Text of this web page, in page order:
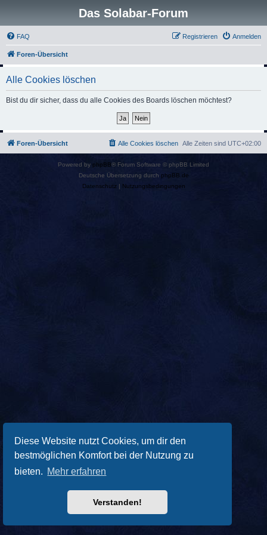
Diese Website nutzt Cookies, um dir den
bestmöglichen Komfort bei der Nutzung zu
bieten. Mehr erfahren
Verstanden!
Das Solabar-Forum
FAQ Anmelden
Registrieren
Foren-Übersicht
Alle Cookies löschen
Bist du dir sicher, dass du alle Cookies des Boards löschen möchtest?
Foren-Übersicht Alle Zeiten sind UTC+02:00
Alle Cookies löschen
Powered by phpBB® Forum Software © phpBB Limited
Deutsche Übersetzung durch phpBB.de
Datenschutz | Nutzungsbedingungen